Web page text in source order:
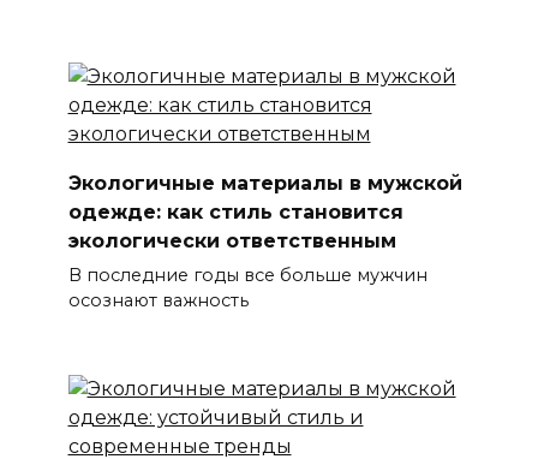
Экологичные материалы в мужской
одежде: как стиль становится
экологически ответственным
В последние годы все больше мужчин
осознают важность